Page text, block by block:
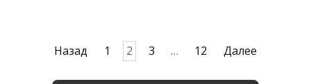
Пагинация
Назад 1 2 3 … 12 Далее